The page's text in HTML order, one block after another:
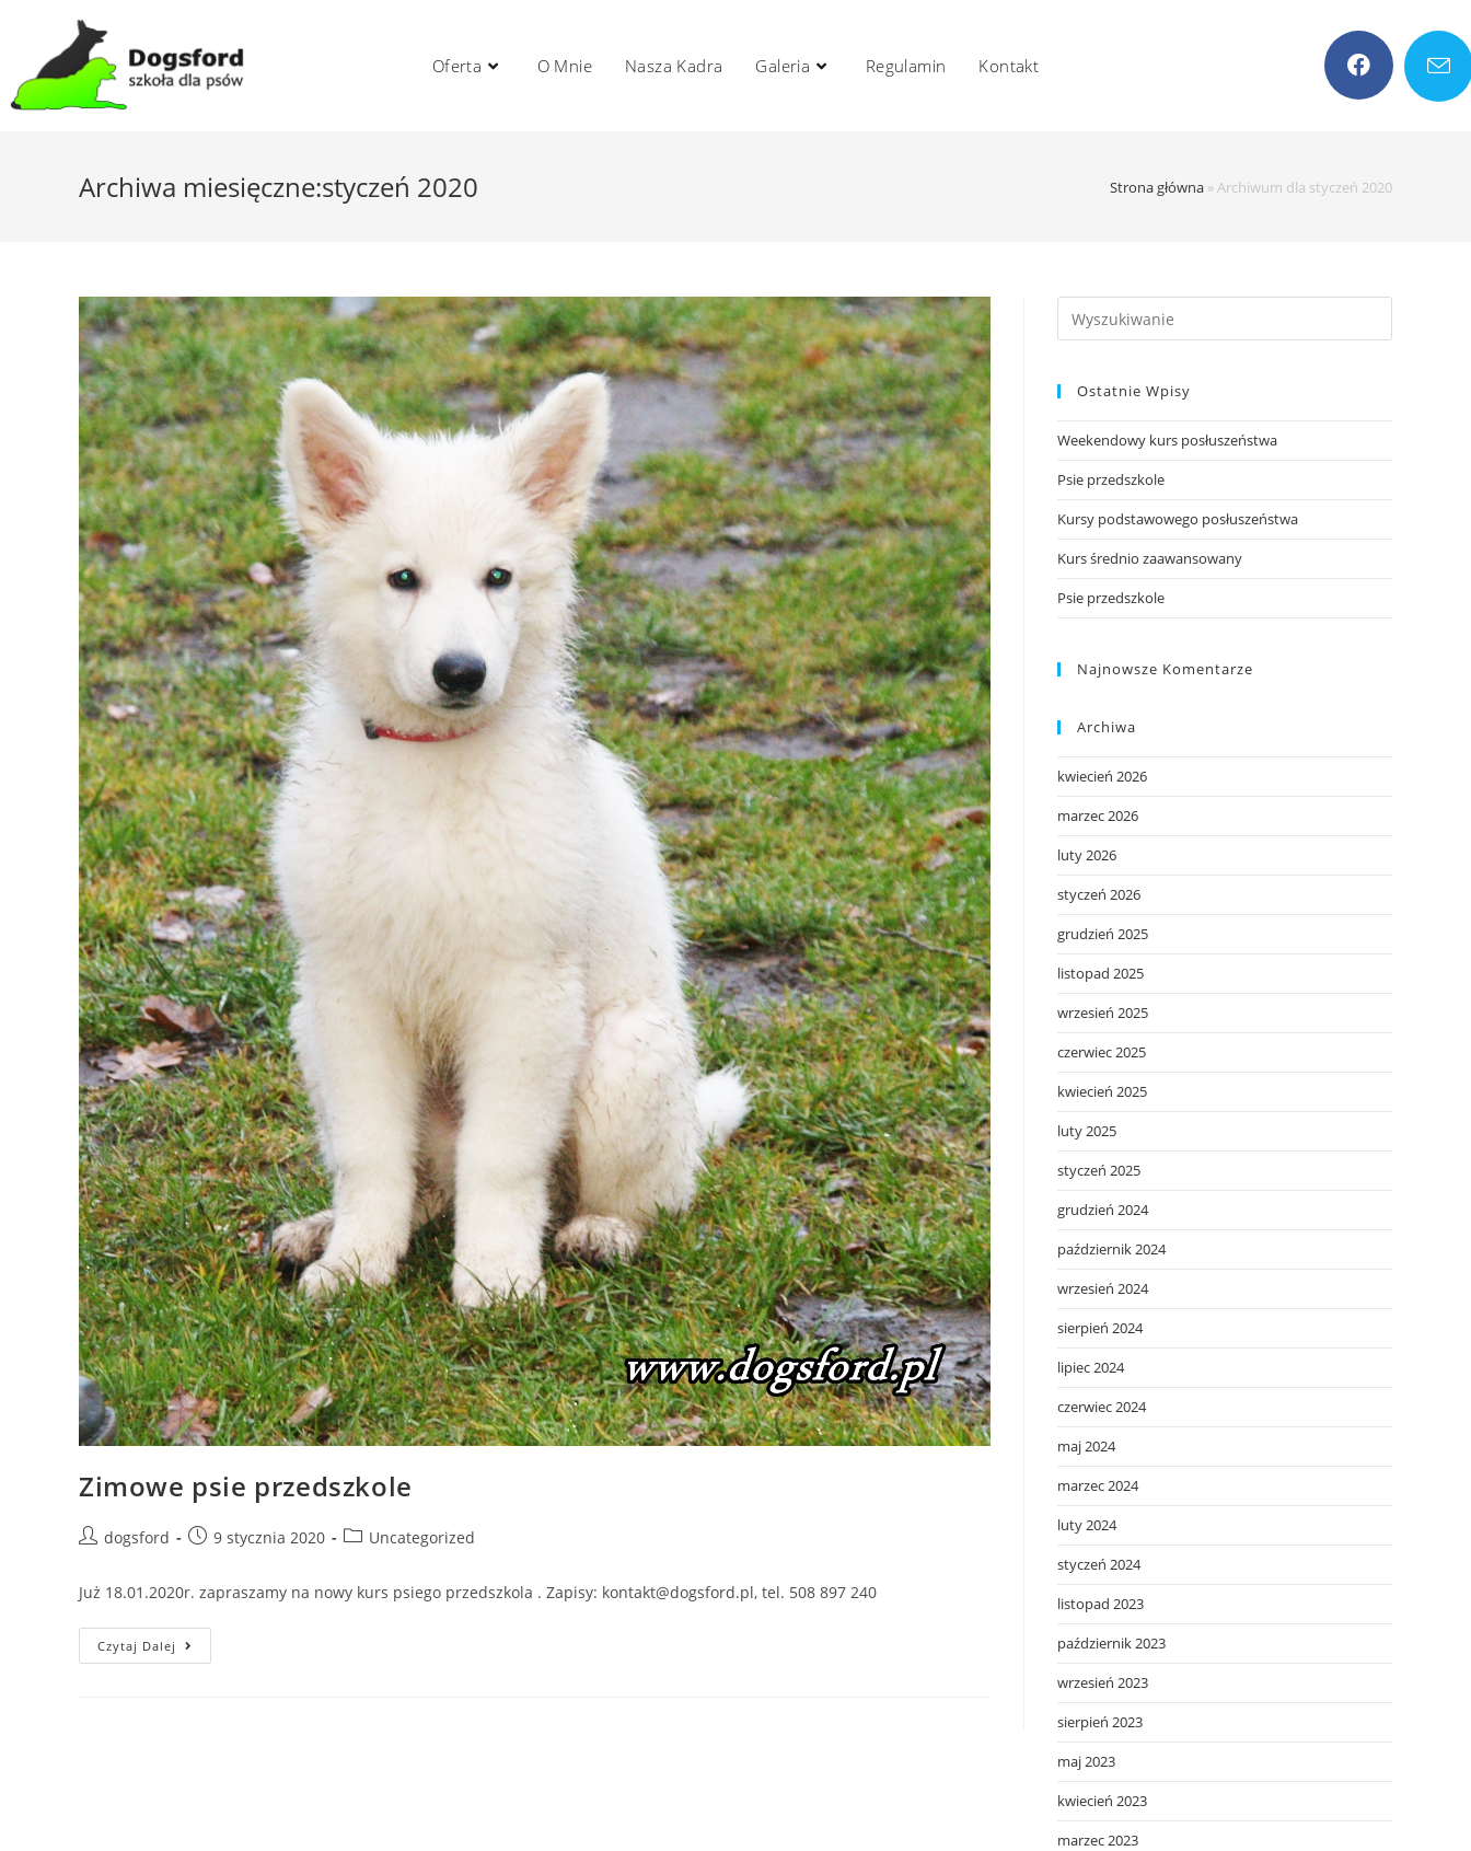
content
Oferta O Mnie Nasza Kadra Galeria Regulamin Kontakt
Archiwa miesięczne:styczeń 2020 Strona główna » Archiwum dla styczeń 2020
Zimowe psie przedszkole
Postdogsford
Post9 stycznia 2020
PostUncategorized
Już 18.01.2020r. zapraszamy na nowy kurs psiego przedszkola . Zapisy: kontakt@dogsford.pl, tel. 508 897 240
Czytaj Dalej Zimowe
Psie
Search
this
Ostatnie Wpisy
Weekendowy kurs posłuszeństwa
Psie przedszkole
Kursy podstawowego posłuszeństwa
Kurs średnio zaawansowany
Psie przedszkole
Najnowsze Komentarze
Archiwa
kwiecień 2026
marzec 2026
luty 2026
styczeń 2026
grudzień 2025
listopad 2025
wrzesień 2025
czerwiec 2025
kwiecień 2025
luty 2025
styczeń 2025
grudzień 2024
październik 2024
wrzesień 2024
sierpień 2024
lipiec 2024
czerwiec 2024
maj 2024
marzec 2024
luty 2024
styczeń 2024
listopad 2023
październik 2023
wrzesień 2023
sierpień 2023
maj 2023
kwiecień 2023
marzec 2023